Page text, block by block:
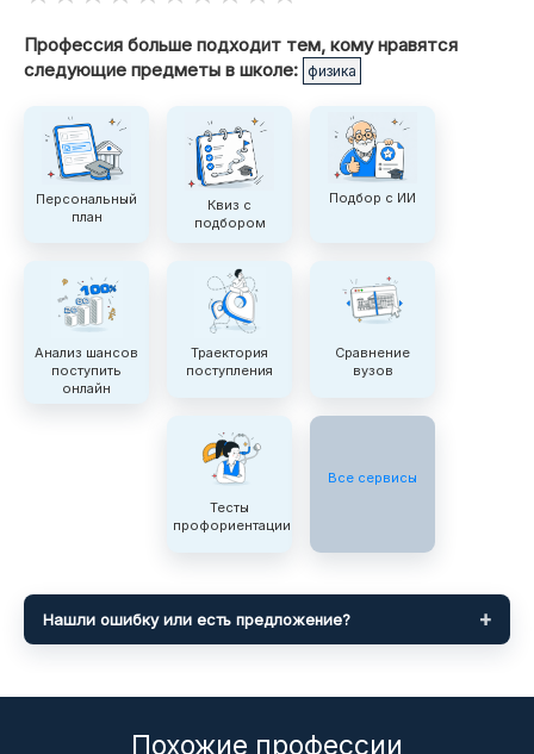
Профессия больше подходит тем, кому нравятся
следующие предметы в школе: физика
Персональный
план
Квиз с
подбором
Подбор с ИИ
Анализ шансов
поступить
онлайн
Траектория
поступления
Сравнение
вузов
Тесты
профориентации
Все сервисы
Нашли ошибку или есть предложение?
Похожие профессии